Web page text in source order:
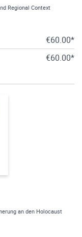
Regional Context
€60.00*
€60.00*
an den Holocaust